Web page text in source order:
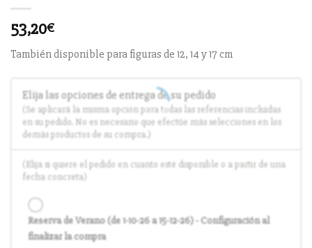
53,20€
También disponible para figuras de 12, 14 y 17 cm
Elija las opciones de entrega de su pedido
(Se aplicará la misma opción para todas las referencias incluidas
en su pedido. No es necesario que efectúe más selecciones en los
demás productos de su compra.)
(Elija si quiere el pedido en cuanto esté disponible o a partir de una
fecha concreta)
Reserva de Verano (de 1-10-26 a 15-12-26) - Configuración al
finalizar la compra